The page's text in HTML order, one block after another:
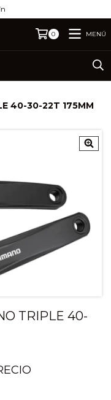
0 MENÚ
40-30-22T 175MM
TRIPLE 40-